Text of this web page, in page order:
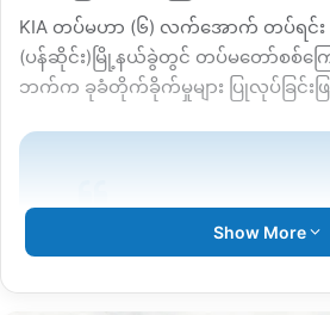
KIA တပ်မဟာ (၆) လက်အောက် တပ်ရင်
(ပန်ဆိုင်း)မြို့နယ်ခွဲတွင် တပ်မတော်စစ်ကြ
ဘက်က ခုခံတိုက်ခိုက်မှုများ ပြုလုပ်ခြင်
“ဒီကနေ့တော့ ၃ နေရာမှာ
တယ်။ Mungbaw (မုန်ဘေ
Show More